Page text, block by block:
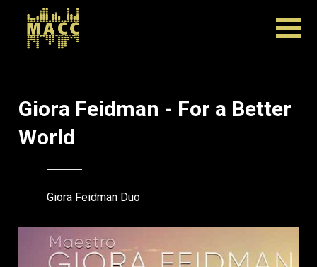
Giora Feidman - For a Better
World
Giora Feidman Duo